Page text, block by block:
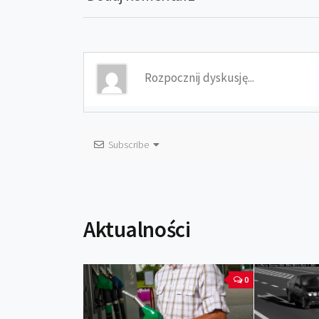
Subscribe
Aktualności
0